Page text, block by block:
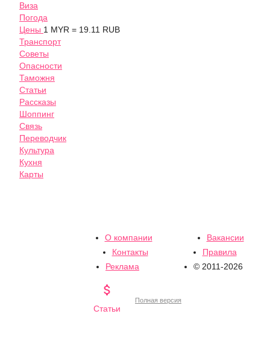
Виза
Погода
Цены 1 MYR = 19.11 RUB
Транспорт
Советы
Опасности
Таможня
Статьи
Рассказы
Шоппинг
Связь
Переводчик
Культура
Кухня
Карты
О компании
Вакансии
Контакты
Правила
Реклама
© 2011-2026

Статьи
Полная версия